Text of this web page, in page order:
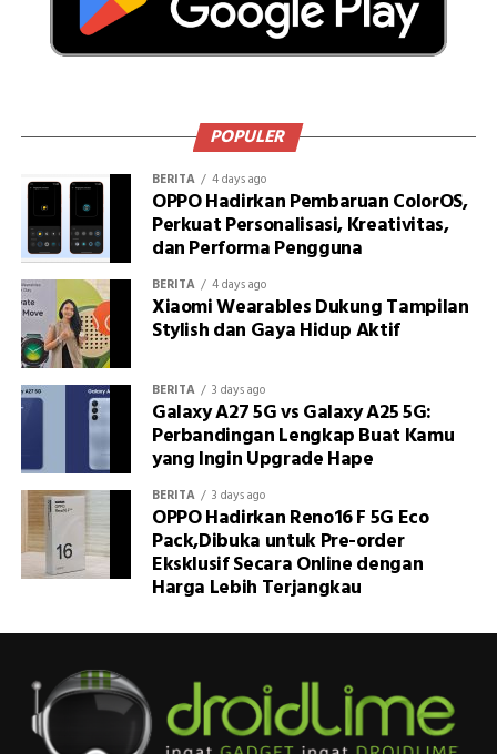
POPULER
BERITA 4 days ago
OPPO Hadirkan Pembaruan ColorOS,
Perkuat Personalisasi, Kreativitas,
dan Performa Pengguna
BERITA 4 days ago
Xiaomi Wearables Dukung Tampilan
Stylish dan Gaya Hidup Aktif
BERITA 3 days ago
Galaxy A27 5G vs Galaxy A25 5G:
Perbandingan Lengkap Buat Kamu
yang Ingin Upgrade Hape
BERITA 3 days ago
OPPO Hadirkan Reno16 F 5G Eco
Pack,Dibuka untuk Pre-order
Eksklusif Secara Online dengan
Harga Lebih Terjangkau